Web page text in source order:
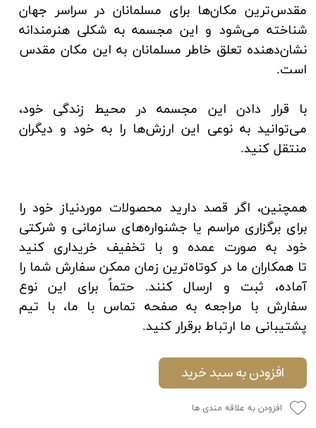
مقدس‌ترین مکان‌ها برای مسلمانان در سراسر جهان
شناخته می‌شود و این مجسمه به شکلی هنرمندانه
نشان‌دهنده تعلق خاطر مسلمانان به این مکان مقدس
است.
با قرار دادن این مجسمه در محیط زندگی خود،
می‌توانید به نوعی این ارزش‌ها را به خود و دیگران
منتقل کنید.
همچنین، اگر قصد دارید محصولات موردنیاز خود را
برای برگزاری مراسم یا جشنواره‌های سازمانی و شرکتی
خود به صورت عمده و با تخفیف خریداری کنید
تا همکاران ما در کوتاه‌ترین زمان ممکن سفارش شما را
آماده، ثبت و ارسال کنند. حتماً برای این نوع
سفارش با مراجعه به صفحه تماس با ما، با تیم
پشتیبانی ما ارتباط برقرار کنید.
افزودن به سبد خرید
افزودن به علاقه مندی ها